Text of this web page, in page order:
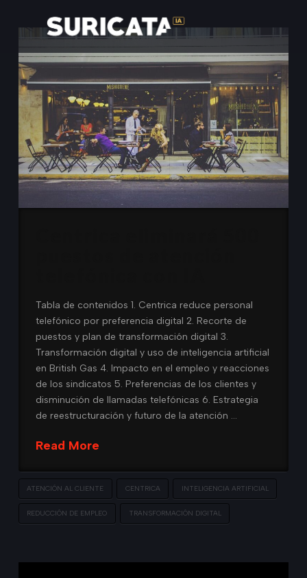
Tabla de contenidos 1. Centrica reduce personal
telefónico por preferencia digital 2. Recorte de
puestos y plan de transformación digital 3.
Transformación digital y uso de inteligencia artificial
en British Gas 4. Impacto en el empleo y reacciones
de los sindicatos 5. Preferencias de los clientes y
disminución de llamadas telefónicas 6. Estrategia
de reestructuración y futuro de la atención …
Read More
ATENCIÓN AL CLIENTE CENTRICA INTELIGENCIA ARTIFICIAL
REDUCCIÓN DE EMPLEO TRANSFORMACIÓN DIGITAL